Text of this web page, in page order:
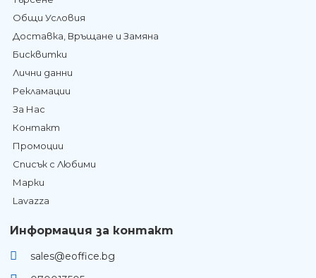
Общи Условия
Доставка, Връщане и Замяна
Бисквитки
Лични данни
Рекламации
За Нас
Контакт
Промоции
Списък с Любими
Марки
Lavazza
Информация за контакт
sales@eoffice.bg